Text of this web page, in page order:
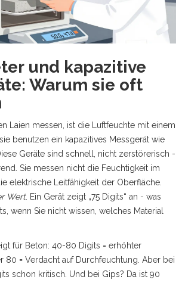
und kapazitive
Warum sie oft
Laien messen, ist die Luftfeuchte mit einem
benutzen ein kapazitives Messgerät wie
Geräte sind schnell, nicht zerstörerisch -
Sie messen nicht die Feuchtigkeit im
elektrische Leitfähigkeit der Oberfläche.
Wert. Ein Gerät zeigt „75 Digits“ an - was
wenn Sie nicht wissen, welches Material
für Beton: 40-80 Digits = erhöhter
80 = Verdacht auf Durchfeuchtung. Aber bei
schon kritisch. Und bei Gips? Da ist 90